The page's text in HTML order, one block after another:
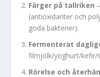
Färger på tallriken
(antioxidanter och
goda bakterier).
Fermenterat
filmjölk/yoghurt/kefir/
Rörelse och